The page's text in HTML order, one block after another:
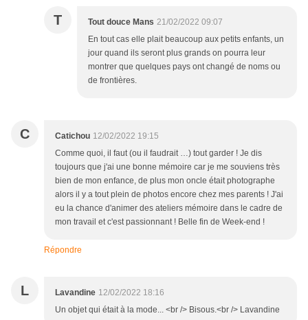
T Tout douce Mans 21/02/2022 09:07
En tout cas elle plait beaucoup aux petits enfants, un
jour quand ils seront plus grands on pourra leur
montrer que quelques pays ont changé de noms ou
de frontières.
C Catichou 12/02/2022 19:15
Comme quoi, il faut (ou il faudrait …) tout garder ! Je dis
toujours que j'ai une bonne mémoire car je me souviens très
bien de mon enfance, de plus mon oncle était photographe
alors il y a tout plein de photos encore chez mes parents ! J'ai
eu la chance d'animer des ateliers mémoire dans le cadre de
mon travail et c'est passionnant ! Belle fin de Week-end !
Répondre
L Lavandine 12/02/2022 18:16
Un objet qui était à la mode... <br /> Bisous.<br /> Lavandine